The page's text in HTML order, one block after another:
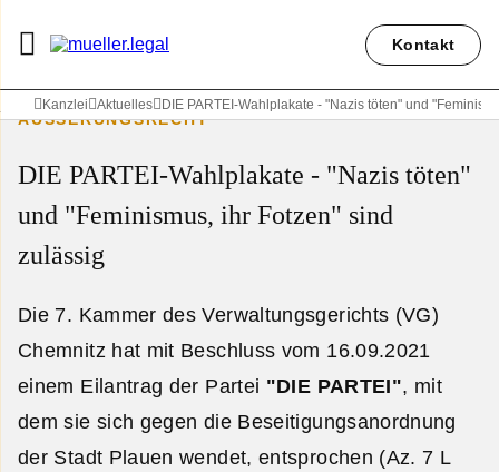
Kontakt
Kanzlei Aktuelles DIE PARTEI-Wahlplakate - "Nazis töten" und
ÄUSSERUNGSRECHT
DIE PARTEI-Wahlplakate - "Nazis töten"
und "Feminismus, ihr Fotzen" sind
zulässig
Die 7. Kammer des Verwaltungsgerichts (VG)
Chemnitz hat mit Beschluss vom 16.09.2021
einem Eilantrag der Partei "DIE PARTEI", mit
dem sie sich gegen die Beseitigungsanordnung
der Stadt Plauen wendet, entsprochen (Az. 7 L